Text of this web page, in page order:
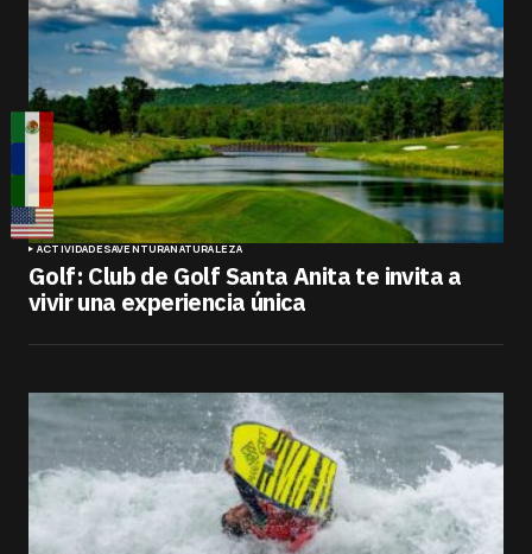
ACTIVIDADESAVENTURANATURALEZA
Golf: Club de Golf Santa Anita te invita a
vivir una experiencia única